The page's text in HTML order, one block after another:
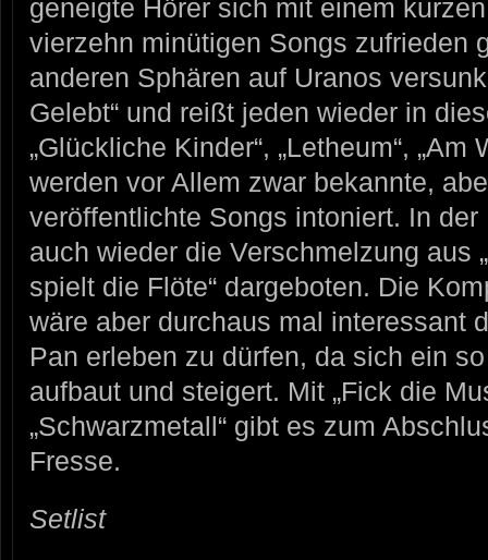
geneigte Hörer sich mit einem
vierzehn minütigen Songs zufrieden
anderen Sphären auf Uranos
Gelebt“ und reißt jeden wieder in
„Glückliche Kinder“, „Letheum“, „Am
werden vor Allem zwar bekannte,
veröffentlichte Songs intoniert. In
auch wieder die Verschmelzung aus
spielt die Flöte“ dargeboten. Die
wäre aber durchaus mal interessant
Pan erleben zu dürfen, da sich ein
aufbaut und steigert. Mit „Fick die
„Schwarzmetall“ gibt es zum
Fresse.
Setlist